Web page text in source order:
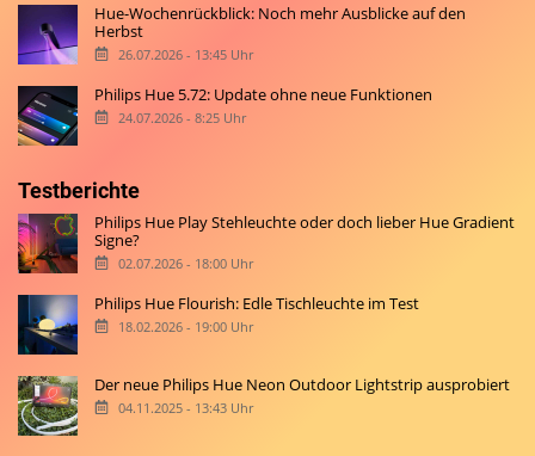
Hue-Wochenrückblick: Noch mehr Ausblicke auf den
Herbst
26.07.2026 - 13:45 Uhr
Philips Hue 5.72: Update ohne neue Funktionen
24.07.2026 - 8:25 Uhr
Testberichte
Philips Hue Play Stehleuchte oder doch lieber Hue Gradient
Signe?
02.07.2026 - 18:00 Uhr
Philips Hue Flourish: Edle Tischleuchte im Test
18.02.2026 - 19:00 Uhr
Der neue Philips Hue Neon Outdoor Lightstrip ausprobiert
04.11.2025 - 13:43 Uhr